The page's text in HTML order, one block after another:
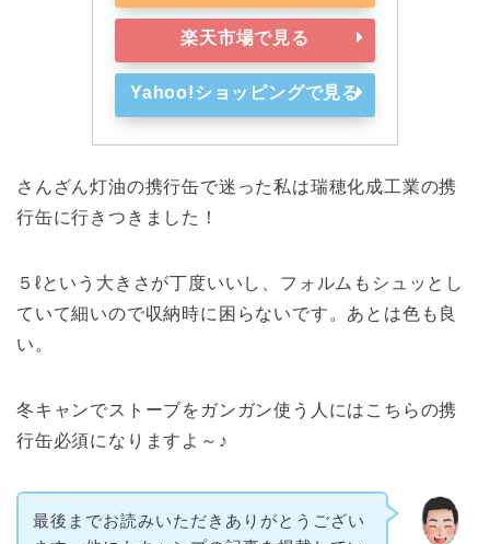
楽天市場で見る
Yahoo!ショッピングで見る
さんざん灯油の携行缶で迷った私は瑞穂化成工業の携
行缶に行きつきました！
５ℓという大きさが丁度いいし、フォルムもシュッとし
ていて細いので収納時に困らないです。あとは色も良
い。
冬キャンでストーブをガンガン使う人にはこちらの携
行缶必須になりますよ～♪
最後までお読みいただきありがとうござい